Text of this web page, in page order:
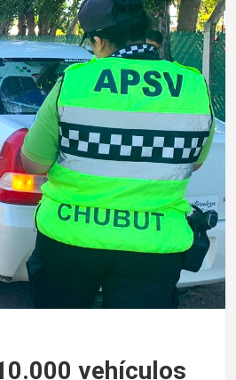
vehículos